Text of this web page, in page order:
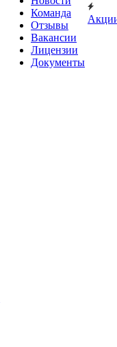
Команда
Отзывы
Вакансии
Лицензии
Документы